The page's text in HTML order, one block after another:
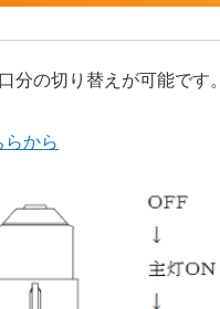
分の切り替えが可能です。
らから